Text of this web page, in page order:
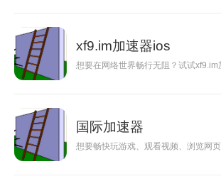
xf9.im加速器ios
想要在网络世界畅行无阻？试试
国际加速器
想要畅快玩游戏、观看视频、浏览网